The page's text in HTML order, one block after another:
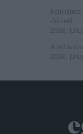
Kényelmes
elérhető
2026.
A
2026.